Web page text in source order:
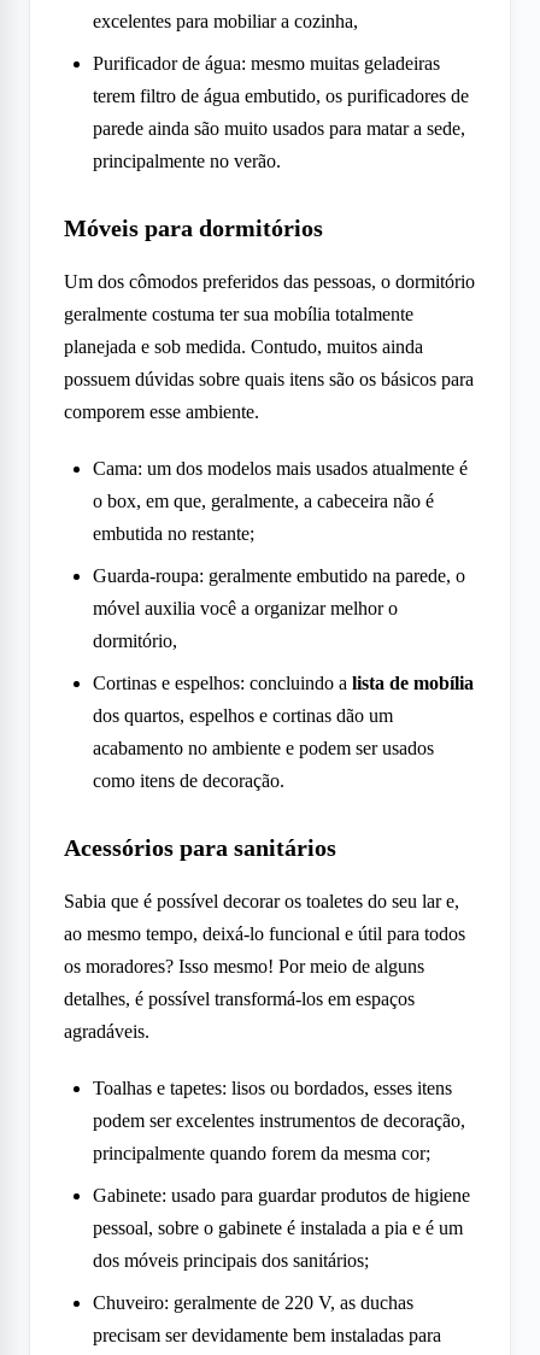
excelentes para mobiliar a cozinha,
Purificador de água: mesmo muitas geladeiras
terem filtro de água embutido, os purificadores de
parede ainda são muito usados para matar a sede,
principalmente no verão.
Móveis para dormitórios
Um dos cômodos preferidos das pessoas, o dormitório
geralmente costuma ter sua mobília totalmente
planejada e sob medida. Contudo, muitos ainda
possuem dúvidas sobre quais itens são os básicos para
comporem esse ambiente.
Cama: um dos modelos mais usados atualmente é
o box, em que, geralmente, a cabeceira não é
embutida no restante;
Guarda-roupa: geralmente embutido na parede, o
móvel auxilia você a organizar melhor o
dormitório,
Cortinas e espelhos: concluindo a lista de mobília
dos quartos, espelhos e cortinas dão um
acabamento no ambiente e podem ser usados
como itens de decoração.
Acessórios para sanitários
Sabia que é possível decorar os toaletes do seu lar e,
ao mesmo tempo, deixá-lo funcional e útil para todos
os moradores? Isso mesmo! Por meio de alguns
detalhes, é possível transformá-los em espaços
agradáveis.
Toalhas e tapetes: lisos ou bordados, esses itens
podem ser excelentes instrumentos de decoração,
principalmente quando forem da mesma cor;
Gabinete: usado para guardar produtos de higiene
pessoal, sobre o gabinete é instalada a pia e é um
dos móveis principais dos sanitários;
Chuveiro: geralmente de 220 V, as duchas
precisam ser devidamente bem instaladas para